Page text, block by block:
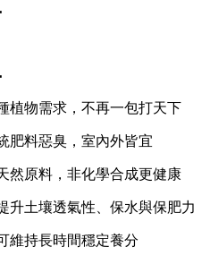
植物需求，不再一包打天下
肥料惡臭，室內外皆宜
然原料，非化學合成更健康
升土壤透氣性、保水與保肥力
維持長時間穩定養分